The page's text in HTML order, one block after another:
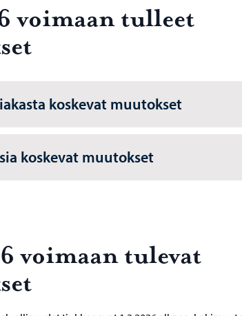
voimaan tulleet
koskevat muutokset
koskevat muutokset
voimaan tulevat